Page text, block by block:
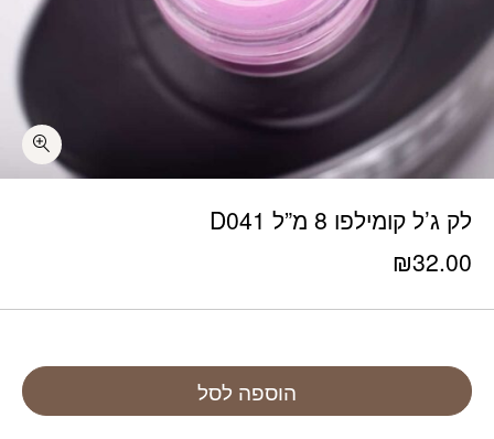
לק ג’ל קומילפו 8 מ”ל D041
₪32.00
הוספה לסל